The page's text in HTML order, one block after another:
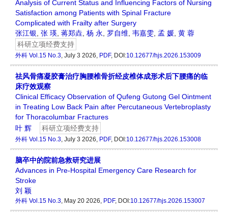
Analysis of Current Status and Influencing Factors of Nursing
Satisfaction among Patients with Spinal Fracture
Complicated with Frailty after Surgery
张江银 张 瑛 蒋郑垚 杨 永 罗自维 韦嘉雯 孟 媛 黄 蓉
科研立项经费支持
外科 Vol.15 No.3, July 3 2026, PDF, DOI:10.12677/hjs.2026.153009
祛风骨痛凝胶膏治疗胸腰椎骨折经皮椎体成形术后下腰痛的临
床疗效观察
Clinical Efficacy Observation of Qufeng Gutong Gel Ointment
in Treating Low Back Pain after Percutaneous Vertebroplasty
for Thoracolumbar Fractures
叶 辉
科研立项经费支持
外科 Vol.15 No.3, July 3 2026, PDF, DOI:10.12677/hjs.2026.153008
脑卒中的院前急救研究进展
Advances in Pre-Hospital Emergency Care Research for
Stroke
刘 颖
外科 Vol.15 No.3, May 20 2026, PDF, DOI:10.12677/hjs.2026.153007